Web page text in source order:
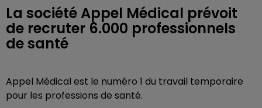
La société Appel Médical prévoit
de recruter 6.000 professionnels
de santé
Appel Médical est le numéro 1 du travail temporaire
pour les professions de santé.